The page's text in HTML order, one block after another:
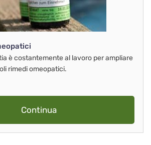
è costantemente al lavoro per ampliare
rimedi omeopatici.
Continua